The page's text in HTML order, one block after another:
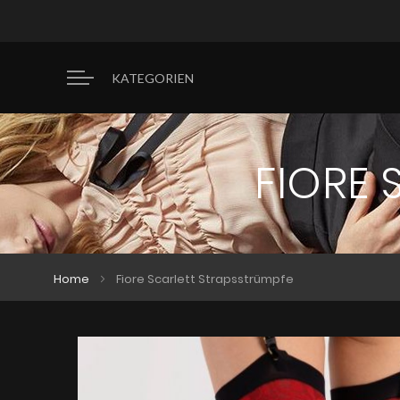
KATEGORIEN
FIORE
Home Fiore Scarlett Strapsstrümpfe